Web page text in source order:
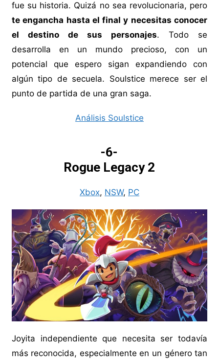
fue su historia. Quizá no sea revolucionaria, pero
te engancha hasta el final y necesitas conocer
el destino de sus personajes. Todo se
desarrolla en un mundo precioso, con un
potencial que espero sigan expandiendo con
algún tipo de secuela. Soulstice merece ser el
punto de partida de una gran saga.
Análisis Soulstice
-6-
Rogue Legacy 2
Xbox, NSW, PC
Joyita independiente que necesita ser todavía
más reconocida, especialmente en un género tan